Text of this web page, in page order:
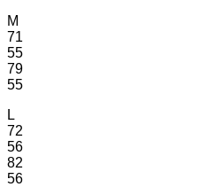
M
71
55
79
55
L
72
56
82
56